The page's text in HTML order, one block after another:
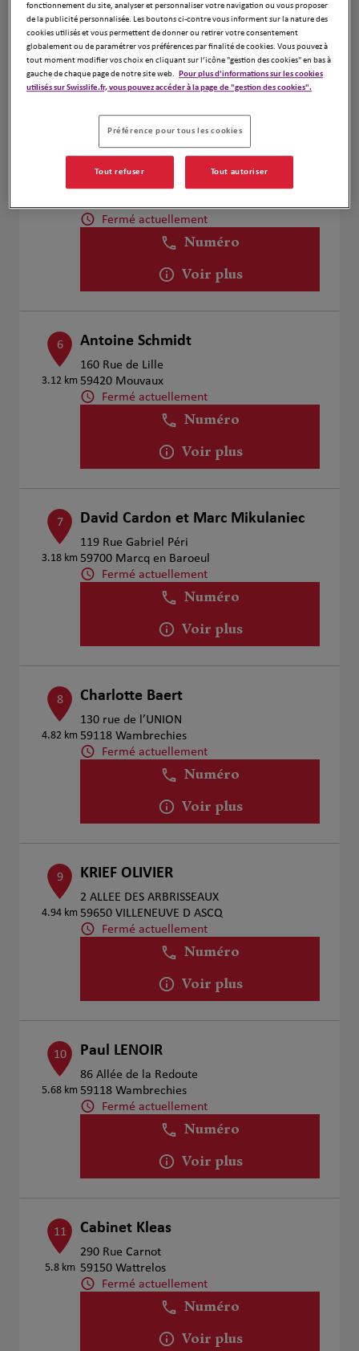
2.87 km
5 ALLEE DES TULIPES
59700 MARCQ EN BAROEUL
Fermé actuellement
Numéro
160 rue de Lille
Fermé actuellement
Numéro
Voir plus
6
3.12 km
Antoine Schmidt
160 Rue de Lille
59420 Mouvaux
Fermé actuellement
Numéro
Voir plus
7
3.18 km
David Cardon et Marc Mikulaniec
119 Rue Gabriel Péri
59700 Marcq en Baroeul
Fermé actuellement
Numéro
Voir plus
8
4.82 km
Charlotte Baert
130 rue de l’UNION
59118 Wambrechies
Fermé actuellement
Numéro
Voir plus
9
4.94 km
KRIEF OLIVIER
2 ALLEE DES ARBRISSEAUX
59650 VILLENEUVE D ASCQ
Fermé actuellement
Numéro
Voir plus
10
5.68 km
Paul LENOIR
86 Allée de la Redoute
59118 Wambrechies
Fermé actuellement
Numéro
Voir plus
11
5.8 km
Cabinet Kleas
290 Rue Carnot
59150 Wattrelos
Fermé actuellement
Numéro
Voir plus
fonctionnement du site, analyser et personnaliser votre navigation ou vous proposer
de la publicité personnalisée. Les boutons ci-contre vous informent sur la nature des
cookies utilisés et vous permettent de donner ou retirer votre consentement
globalement ou de paramétrer vos préférences par finalité de cookies. Vous pouvez à
tout moment modifier vos choix en cliquant sur l’icône "gestion des cookies" en bas à
gauche de chaque page de notre site web. Pour plus d'informations sur les cookies
utilisés sur Swisslife.fr, vous pouvez accéder à la page de "gestion des cookies".
Préférence pour tous les cookies
Tout refuser Tout autoriser